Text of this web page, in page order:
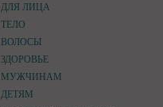
ДЛЯ ЛИЦА
ТЕЛО
ВОЛОСЫ
ЗДОРОВЬЕ
МУЖЧИНАМ
ДЕТЯМ